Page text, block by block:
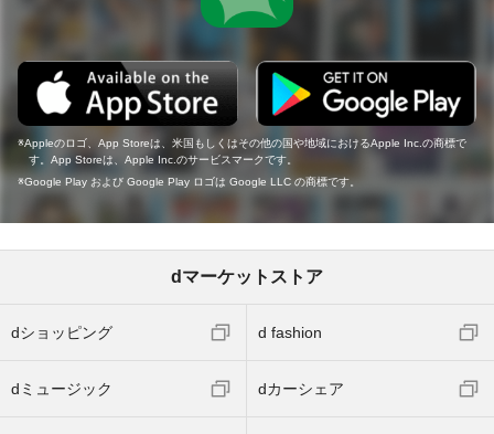
Appleのロゴ、App Storeは、米国もしくはその他の国や地域におけるApple Inc.の商標で
す。App Storeは、Apple Inc.のサービスマークです。
Google Play および Google Play ロゴは Google LLC の商標です。
dマーケットストア
dショッピング d fashion
dミュージック dカーシェア